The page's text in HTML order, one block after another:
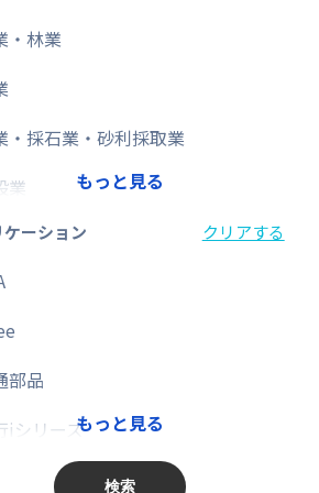
・SFA
購買
他
・林業
・採石業・砂利採取業
業
業
・ガス・熱供給・水道業
信業
業、郵便業
業、小売業
業、保険業
もっと見る
ーション クリアする
部品
iシリーズもっと見る
検索